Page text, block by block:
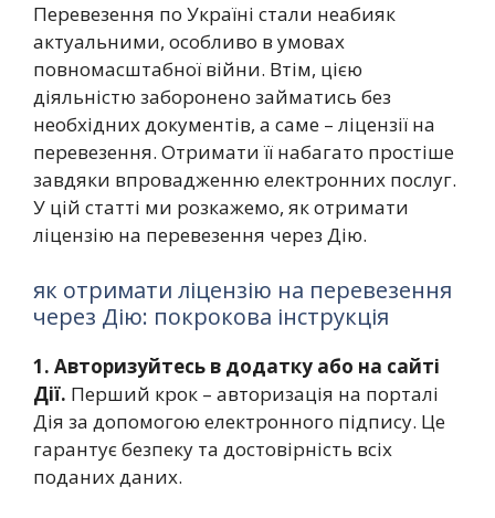
Перевезення по Україні стали неабияк
актуальними, особливо в умовах
повномасштабної війни. Втім, цією
діяльністю заборонено займатись без
необхідних документів, а саме – ліцензії на
перевезення. Отримати її набагато простіше
завдяки впровадженню електронних послуг.
У цій статті ми розкажемо, як отримати
ліцензію на перевезення через Дію.
як отримати ліцензію на перевезення
через Дію: покрокова інструкція
1. Авторизуйтесь в додатку або на сайті
Дії. Перший крок – авторизація на порталі
Дія за допомогою електронного підпису. Це
гарантує безпеку та достовірність всіх
поданих даних.